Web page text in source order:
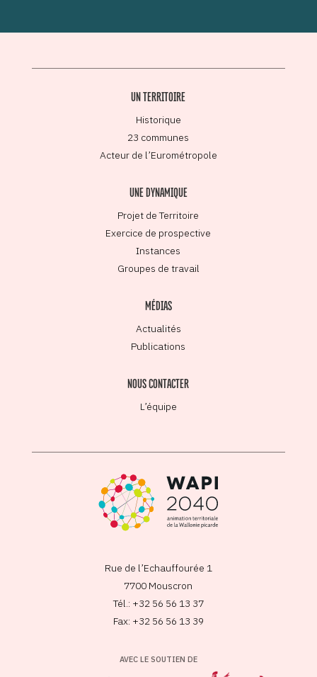
UN TERRITOIRE
Historique
23 communes
Acteur de l’Eurométropole
UNE DYNAMIQUE
Projet de Territoire
Exercice de prospective
Instances
Groupes de travail
MÉDIAS
Actualités
Publications
NOUS CONTACTER
L’équipe
Rue de l’Echauffourée 1
7700 Mouscron
Tél.: +32 56 56 13 37
Fax: +32 56 56 13 39
AVEC LE SOUTIEN DE